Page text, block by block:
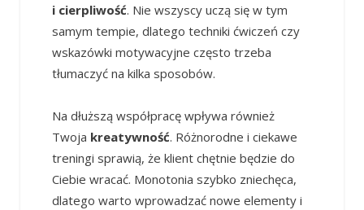
i cierpliwość. Nie wszyscy uczą się w tym
samym tempie, dlatego techniki ćwiczeń czy
wskazówki motywacyjne często trzeba
tłumaczyć na kilka sposobów.
Na dłuższą współpracę wpływa również
Twoja kreatywność. Różnorodne i ciekawe
treningi sprawią, że klient chętnie będzie do
Ciebie wracać. Monotonia szybko zniechęca,
dlatego warto wprowadzać nowe elementy i